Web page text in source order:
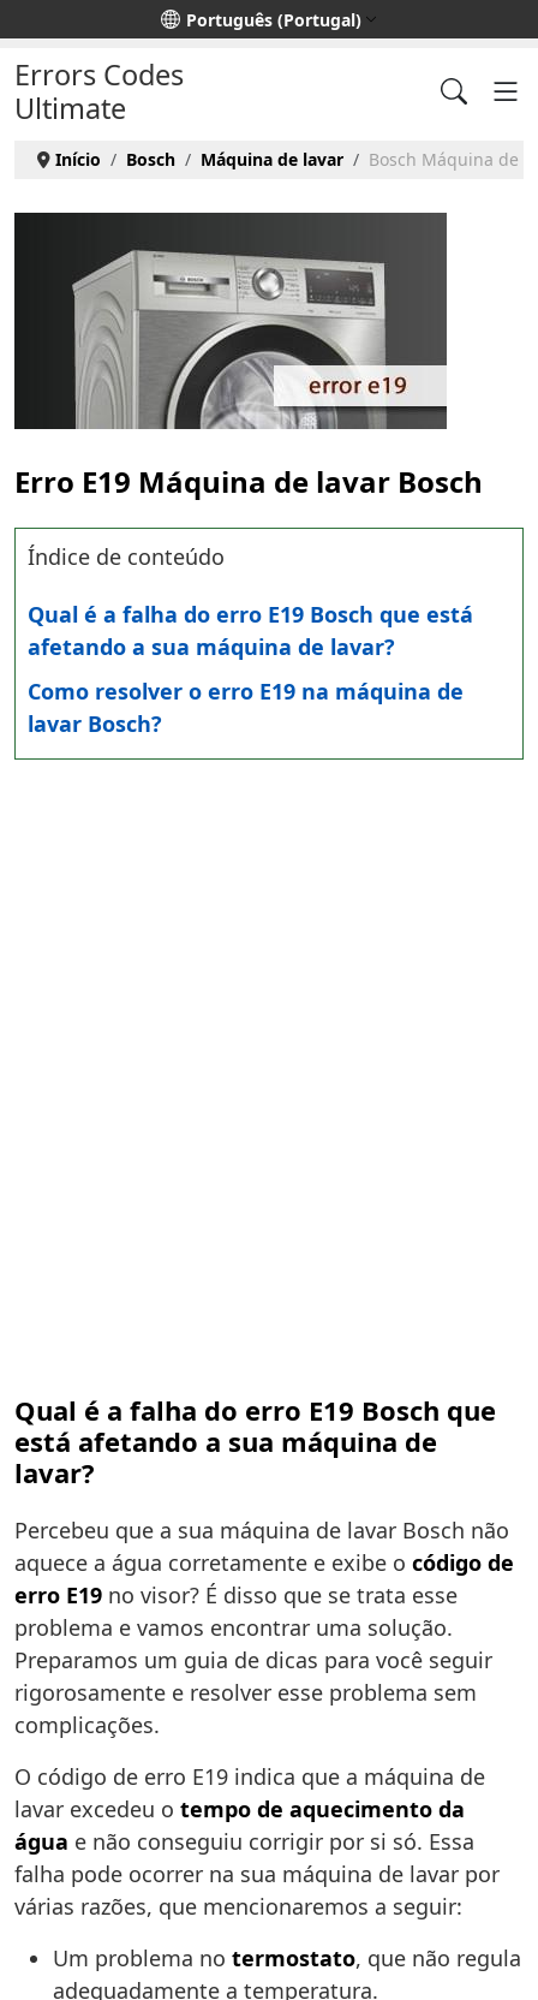
Escolha o seu idioma Português (Portugal)
Errors Codes
Ultimate
Início Bosch Máquina de lavar Bosch Máquina de
Erro E19 Máquina de lavar Bosch
Índice de conteúdo
Qual é a falha do erro E19 Bosch que está
afetando a sua máquina de lavar?
Como resolver o erro E19 na máquina de
lavar Bosch?
Qual é a falha do erro E19 Bosch que
está afetando a sua máquina de
lavar?
Percebeu que a sua máquina de lavar Bosch não
aquece a água corretamente e exibe o código de
erro E19 no visor? É disso que se trata esse
problema e vamos encontrar uma solução.
Preparamos um guia de dicas para você seguir
rigorosamente e resolver esse problema sem
complicações.
O código de erro E19 indica que a máquina de
lavar excedeu o tempo de aquecimento da
água e não conseguiu corrigir por si só. Essa
falha pode ocorrer na sua máquina de lavar por
várias razões, que mencionaremos a seguir:
Um problema no termostato, que não regula
adequadamente a temperatura.